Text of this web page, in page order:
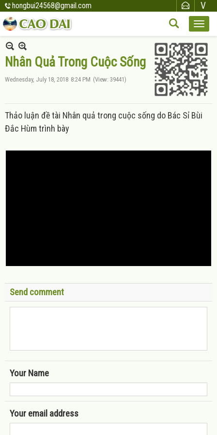
hongbui24568@gmail.com
Nhân Quả Trong Cuộc Sống
Wednesday, July 18, 2018 8:24 PM (View: 39441)
Thảo luận đề tài Nhân quả trong cuộc sống do Bác Sỉ Bùi
Đắc Hùm trình bày
Send comment
Your Name
Your email address